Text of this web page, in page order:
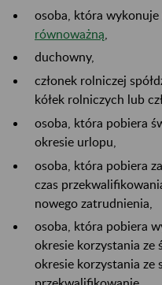
osoba, która wykonuje
równoważną
duchowny,
członek rolniczej
kółek rolniczych lub
osoba, która pobiera
okresie urlopu,
osoba, która pobiera
czas
nowego zatrudnienia,
osoba, która pobiera
okresie korzystania ze
okresie korzystania ze